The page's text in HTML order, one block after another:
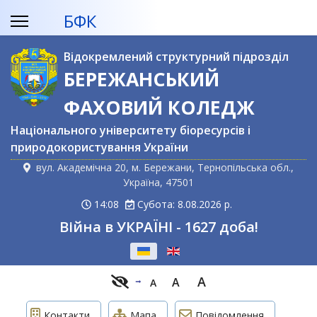
БФК
Відокремлений структурний підрозділ
БЕРЕЖАНСЬКИЙ
ФАХОВИЙ КОЛЕДЖ
Національного університету біоресурсів і
природокористування України
вул. Академічна 20, м. Бережани, Тернопільська обл.,
Україна, 47501
14:08
Субота: 8.08.2026 р.
Війна в УКРАЇНІ - 1627 доба!
A A A